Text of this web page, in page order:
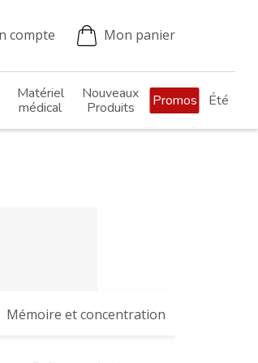
compte Mon panier
Matériel
médical
Nouveaux
Produits
Promos Été
Mémoire et concentration